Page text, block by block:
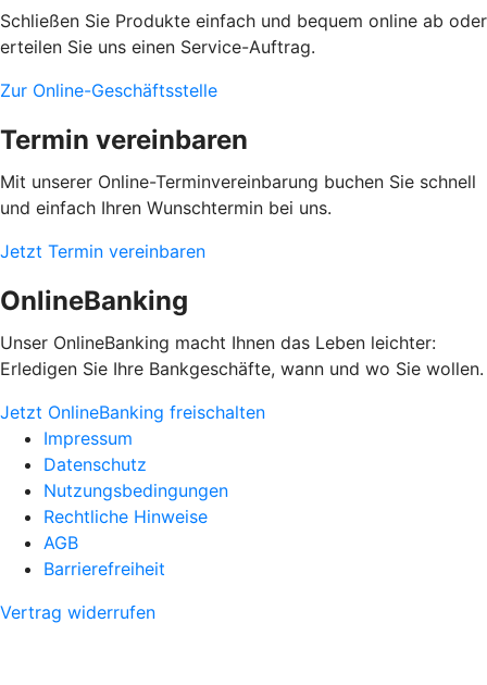
Schließen Sie Produkte einfach und bequem online ab oder
erteilen Sie uns einen Service-Auftrag.
Zur Online-Geschäftsstelle
Termin vereinbaren
Mit unserer Online-Terminvereinbarung buchen Sie schnell
und einfach Ihren Wunschtermin bei uns.
Jetzt Termin vereinbaren
OnlineBanking
Unser OnlineBanking macht Ihnen das Leben leichter:
Erledigen Sie Ihre Bankgeschäfte, wann und wo Sie wollen.
Jetzt OnlineBanking freischalten
Impressum
Datenschutz
Nutzungsbedingungen
Rechtliche Hinweise
AGB
Barrierefreiheit
Vertrag widerrufen